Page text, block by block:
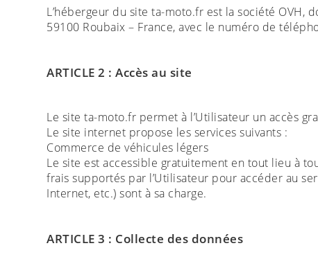
L’hébergeur du site ta-moto.fr est la société OVH,
59100 Roubaix – France, avec le numéro de
ARTICLE 2 : Accès au site
Le site ta-moto.fr permet à l’Utilisateur un accès
Le site internet propose les services suivants :
Commerce de véhicules légers
Le site est accessible gratuitement en tout lieu à
frais supportés par l’Utilisateur pour accéder au
Internet, etc.) sont à sa charge.
ARTICLE 3 : Collecte des données